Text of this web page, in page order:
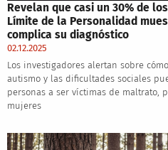
Revelan que casi un 30% de
Límite de la Personalidad
complica su diagnóstico
02.12.2025
Los investigadores alertan sobre
autismo y las dificultades sociales
personas a ser víctimas de maltrato,
mujeres